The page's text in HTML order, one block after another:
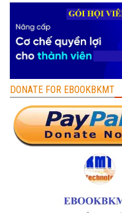
DONATE FOR EBOOKBKMT